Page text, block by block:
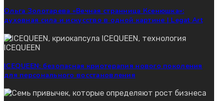
Ольга Золотарева «Вечная странница Ксенюшка»:
духовная сила и искусство в одной картине | Legat Art
ICEQUEEN: безопасная криотерапия нового поколения
для персонального восстановления